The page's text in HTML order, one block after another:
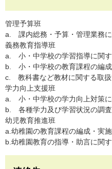
管理予算班
a. 課内総務・予算・管理業務に
義務教育指導班
a. 小・中学校の学習指導に関す
b. 小・中学校の教育課程の編成
c. 教科書など教材に関する取
学力向上支援班
a. 小・中学校の学力向上対策に
b. 各種学力及び学習状況の調査
幼児教育推進班
a.幼稚園の教育課程の編成・実
b.幼稚園教育の指導・助言に関